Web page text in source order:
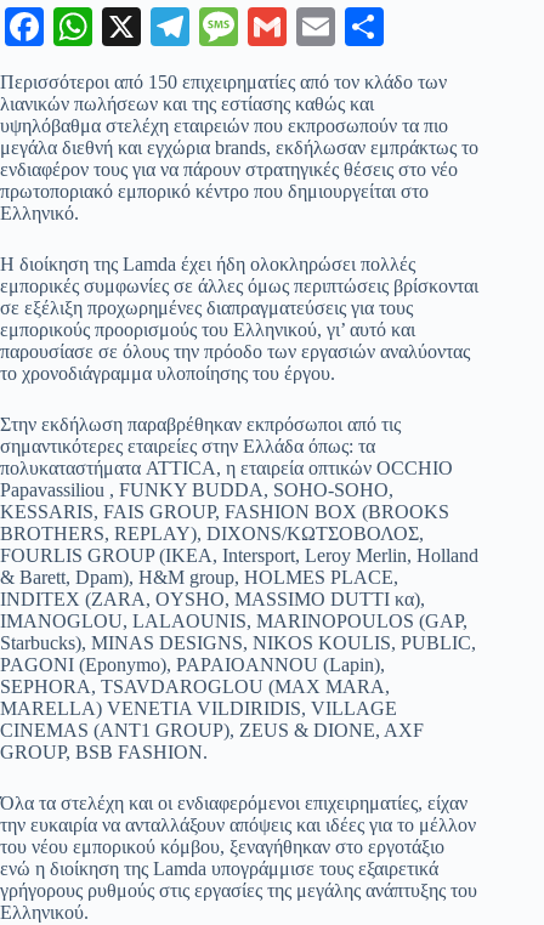
Fa
ce
bo
ok
W
ts
A
pp
X
Te
gr
a
m
M
sa
ge
G
ail
E
ail
οι
α
στ
τε
Περισσότεροι από 150 επιχειρηματίες από τον κλάδο των
λιανικών πωλήσεων και της εστίασης καθώς και
υψηλόβαθμα στελέχη εταιρειών που εκπροσωπούν τα πιο
μεγάλα διεθνή και εγχώρια brands, εκδήλωσαν εμπράκτως το
ενδιαφέρον τους για να πάρουν στρατηγικές θέσεις στο νέο
πρωτοποριακό εμπορικό κέντρο που δημιουργείται στο
Ελληνικό.
Η διοίκηση της Lamda έχει ήδη ολοκληρώσει πολλές
εμπορικές συμφωνίες σε άλλες όμως περιπτώσεις βρίσκονται
σε εξέλιξη προχωρημένες διαπραγματεύσεις για τους
εμπορικούς προορισμούς του Ελληνικού, γι’ αυτό και
παρουσίασε σε όλους την πρόοδο των εργασιών αναλύοντας
το χρονοδιάγραμμα υλοποίησης του έργου.
Στην εκδήλωση παραβρέθηκαν εκπρόσωποι από τις
σημαντικότερες εταιρείες στην Ελλάδα όπως: τα
πολυκαταστήματα ATTICA, η εταιρεία οπτικών OCCHIO
Papavassiliou , FUNKY BUDDA, SOHO-SOHO,
KESSARIS, FAIS GROUP, FASHION BOX (BROOKS
BROTHERS, REPLAY), DIXONS/ΚΩΤΣΟΒΟΛΟΣ,
FOURLIS GROUP (IKEA, Intersport, Leroy Merlin, Holland
& Barett, Dpam), H&M group, HOLMES PLACE,
INDITEX (ZARA, OYSHO, MASSIMO DUTTΙ κα),
IMANOGLOU, LALAOUNIS, ΜΑRINOPOULOS (GAP,
Starbucks), MINAS DESIGNS, NIKOS KOULIS, PUBLIC,
PAGONI (Eponymo), PAPAIOANNOU (Lapin),
SEPHORA, TSAVDAROGLOU (MAX MARA,
MARELLA) VENETIA VILDIRIDIS, VILLAGE
CINEMAS (ANT1 GROUP), ZEUS & DIONE, AXF
GROUP, BSB FASHION.
Όλα τα στελέχη και οι ενδιαφερόμενοι επιχειρηματίες, είχαν
την ευκαιρία να ανταλλάξουν απόψεις και ιδέες για το μέλλον
του νέου εμπορικού κόμβου, ξεναγήθηκαν στο εργοτάξιο
ενώ η διοίκηση της Lamda υπογράμμισε τους εξαιρετικά
γρήγορους ρυθμούς στις εργασίες της μεγάλης ανάπτυξης του
Ελληνικού.